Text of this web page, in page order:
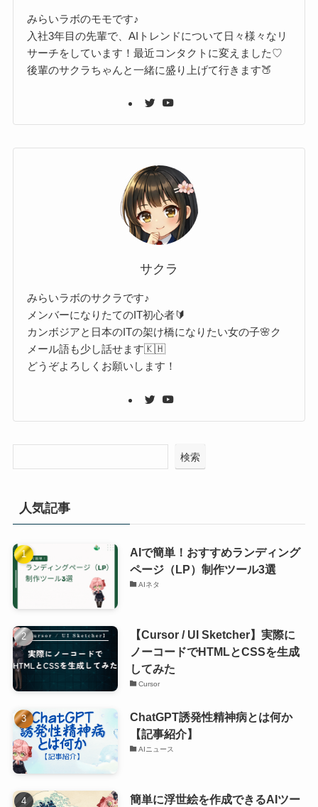
みらいラボのモモです♪
入社3年目の先輩で、AIトレンドについて日々様々なリ
サーチをしています！最近コンタクトに変えました♡
後輩のサクラちゃんと一緒に盛り上げて行きます🍑
サクラ
みらいラボのサクラです♪
メンバーになりたてのIT初心者🔰
カンボジアと日本のITの架け橋になりたい女の子🌸ク
メール語も少し話せます🇰🇭
どうぞよろしくお願いします！
検索
人気記事
AIで簡単！おすすめランディング
ページ（LP）制作ツール3選
AIネタ
【Cursor / UI Sketcher】実際に
ノーコードでHTMLとCSSを生成
してみた
Cursor
ChatGPT誘発性精神病とは何か
【記事紹介】
AIニュース
簡単に浮世絵を作成できるAIツー